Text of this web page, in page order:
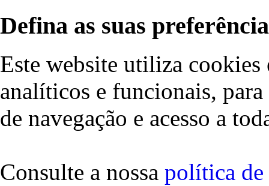
Defina as suas
Este website utiliza cookies
analíticos e funcionais,
de navegação e acesso a
Consulte a nossa política de